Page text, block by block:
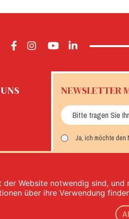
NEWSLETTER
Ja, ich möchte den
Website notwendig sind,
über ihre Verwendung